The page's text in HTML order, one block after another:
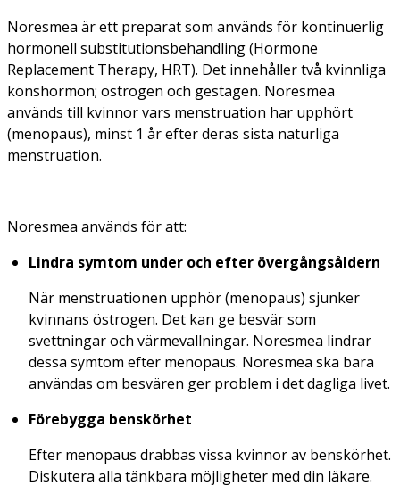
Noresmea är ett preparat som används för kontinuerlig
hormonell substitutionsbehandling (Hormone
Replacement Therapy, HRT). Det innehåller två kvinnliga
könshormon; östrogen och gestagen. Noresmea
används till kvinnor vars menstruation har upphört
(menopaus), minst 1 år efter deras sista naturliga
menstruation.
Noresmea används för att:
Lindra symtom under och efter övergångsåldern
När menstruationen upphör (menopaus) sjunker
kvinnans östrogen. Det kan ge besvär som
svettningar och värmevallningar. Noresmea lindrar
dessa symtom efter menopaus. Noresmea ska bara
användas om besvären ger problem i det dagliga livet.
Förebygga benskörhet
Efter menopaus drabbas vissa kvinnor av benskörhet.
Diskutera alla tänkbara möjligheter med din läkare.